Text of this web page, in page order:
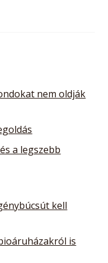
nem oldják
a legszebb
kell
is